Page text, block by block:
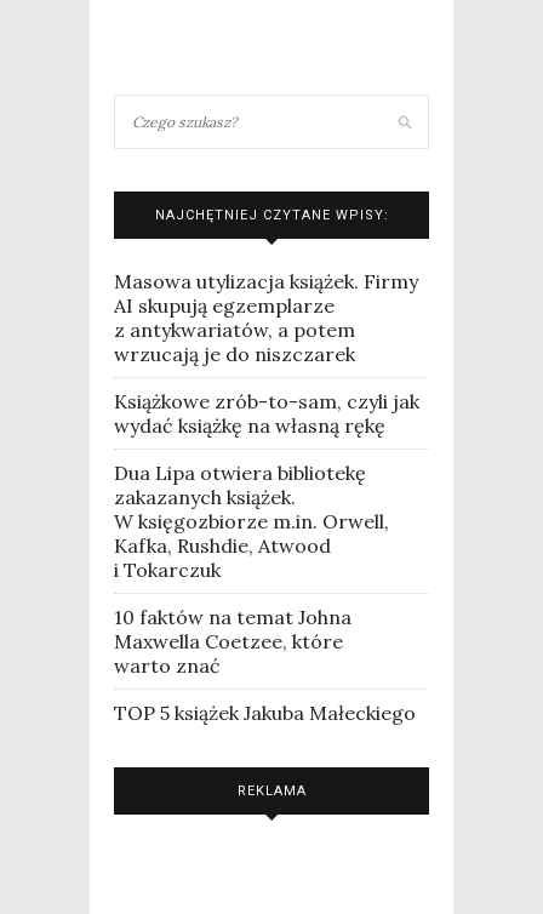
NAJCHĘTNIEJ CZYTANE WPISY:
Masowa utylizacja książek. Firmy
AI skupują egzemplarze
z antykwariatów, a potem
wrzucają je do niszczarek
Książkowe zrób-to-sam, czyli jak
wydać książkę na własną rękę
Dua Lipa otwiera bibliotekę
zakazanych książek.
W księgozbiorze m.in. Orwell,
Kafka, Rushdie, Atwood
i Tokarczuk
10 faktów na temat Johna
Maxwella Coetzee, które
warto znać
TOP 5 książek Jakuba Małeckiego
REKLAMA